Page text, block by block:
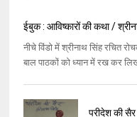
ईबुक : आविष्कारों की कथा /
नीचे विंडो में श्रीनाथ सिंह रचित
बाल पाठकों को ध्यान में रख कर
परीदेश की